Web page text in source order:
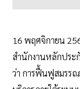
16 พฤศจิกายน
สำนักงานหลักปร
ว่า การฟื้นฟูสมรร